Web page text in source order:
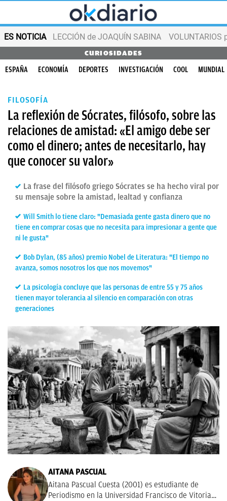
ES NOTICIA LECCIÓN de JOAQUÍN SABINA VOLUNTARIOS
CURIOSIDADES
ESPAÑA ECONOMÍA DEPORTES INVESTIGACIÓN COOL MUNDIAL
FILOSOFÍA
La reflexión de Sócrates, filósofo, sobre las
relaciones de amistad: «El amigo debe ser
como el dinero; antes de necesitarlo, hay
que conocer su valor»
La frase del filósofo griego Sócrates se ha hecho viral por
su mensaje sobre la amistad, lealtad y confianza
Will Smith lo tiene claro: "Demasiada gente gasta dinero que no
tiene en comprar cosas que no necesita para impresionar a gente que
ni le gusta"
Bob Dylan, (85 años) premio Nobel de Literatura: "El tiempo no
avanza, somos nosotros los que nos movemos"
La psicología concluye que las personas de entre 55 y 75 años
tienen mayor tolerancia al silencio en comparación con otras
generaciones
AITANA PASCUAL
Aitana Pascual Cuesta (2001) es estudiante de
Periodismo en la Universidad Francisco de Vitoria